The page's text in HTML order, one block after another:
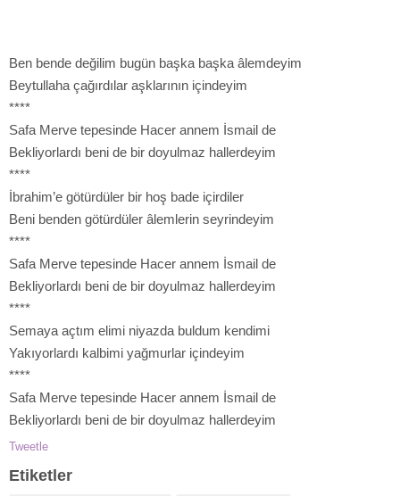
Ben bende değilim bugün başka başka âlemdeyim
Beytullaha çağırdılar aşklarının içindeyim
****
Safa Merve tepesinde Hacer annem İsmail de
Bekliyorlardı beni de bir doyulmaz hallerdeyim
****
İbrahim’e götürdüler bir hoş bade içirdiler
Beni benden götürdüler âlemlerin seyrindeyim
****
Safa Merve tepesinde Hacer annem İsmail de
Bekliyorlardı beni de bir doyulmaz hallerdeyim
****
Semaya açtım elimi niyazda buldum kendimi
Yakıyorlardı kalbimi yağmurlar içindeyim
****
Safa Merve tepesinde Hacer annem İsmail de
Bekliyorlardı beni de bir doyulmaz hallerdeyim
Tweetle
Etiketler